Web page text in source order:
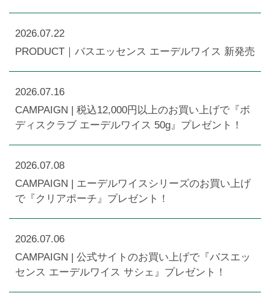
2026.07.22
PRODUCT｜バスエッセンス エーデルワイス 新発売
2026.07.16
CAMPAIGN | 税込12,000円以上のお買い上げで『ボ
ディスクラブ エーデルワイス 50g』プレゼント！
2026.07.08
CAMPAIGN | エーデルワイスシリーズのお買い上げ
で『クリアポーチ』プレゼント！
2026.07.06
CAMPAIGN | 公式サイトのお買い上げで『バスエッ
センス エーデルワイス サシェ』プレゼント！